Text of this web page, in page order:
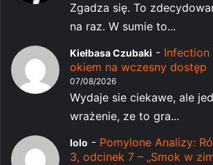
Zgadza się. To
na raz. W sumie to...
Kiełbasa Czubaki - Infection
okiem na wczesny dostęp
07/08/2026
Wydaje sie ciekawe, ale
wrażenie, ze to gra...
lolo - Pomylone Analizy:
3, odcinek 7 – „Smok w